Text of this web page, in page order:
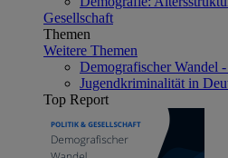
Gesellschaft
Themen
Weitere Themen
Demografischer Wandel
Jugendkriminalität in
Top Report